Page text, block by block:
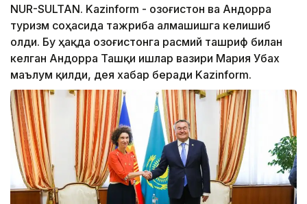
NUR-SULTAN. Kazinform - Қозоғистон ва Андорра
туризм соҳасида тажриба алмашишга келишиб
олди. Бу ҳақда Қозоғистонга расмий ташриф билан
келган Андорра Ташқи ишлар вазири Мария Убах
маълум қилди, дея хабар беради Kazinform.